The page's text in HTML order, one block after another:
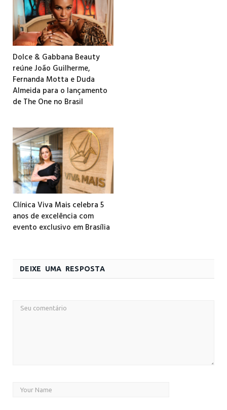
Dolce & Gabbana Beauty
reúne João Guilherme,
Fernanda Motta e Duda
Almeida para o lançamento
de The One no Brasil
Clínica Viva Mais celebra 5
anos de excelência com
evento exclusivo em Brasília
DEIXE UMA RESPOSTA